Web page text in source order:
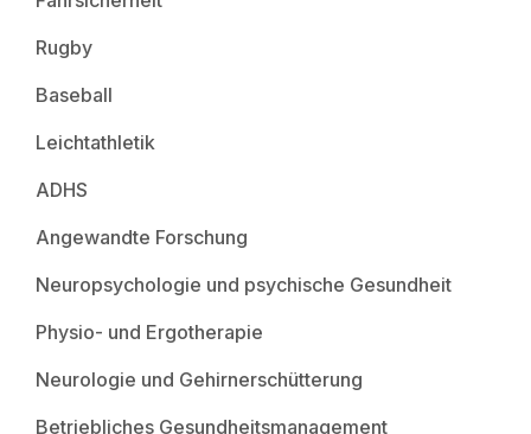
Rugby
Baseball
Leichtathletik
ADHS
Angewandte Forschung
Neuropsychologie und psychische Gesundheit
Physio- und Ergotherapie
Neurologie und Gehirnerschütterung
Betriebliches Gesundheitsmanagement